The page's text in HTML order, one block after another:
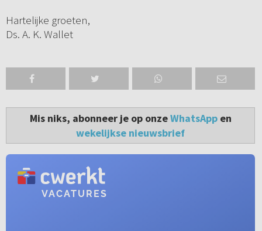
Hartelijke groeten,
Ds. A. K. Wallet
Mis niks, abonneer je op onzeWhatsAppen
wekelijkse nieuwsbrief